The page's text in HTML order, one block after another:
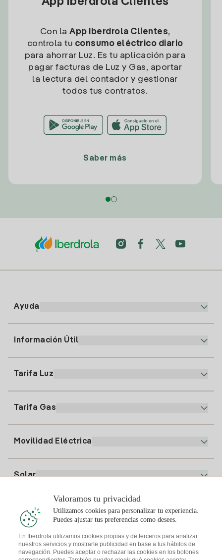
Con la App Iberdrola Clientes,
controla tu consumo eléctrico diario
para ahorrar Luz. Es tu aplicación para
pagar facturas de Luz y Gas, aportar
la lectura del contador y gestionar
todos tus contratos.
Saber más
Ayuda
91 919 52 73
clientes@tuiberdrola.es
Información Útil
Alta Gas
Tarifa Luz
Precio de la luz hoy
Tarifa Gas
Movilidad Eléctrica
Solar
Plan Solar
Simulador Placas Solares
Comunidades Solares
Te interesa
Consejos Luz
Descarga la App Iberdrola Clientes
Valoramos tu privacidad
Utilizamos cookies para personalizar tu experiencia.
Puedes ajustar tus preferencias como desees.
En Iberdrola utilizamos cookies propias y de terceros para analizar
nuestros servicios y mostrarte publicidad en base a tus hábitos de
navegación. Puedes aceptar o rechazar las cookies en los botones